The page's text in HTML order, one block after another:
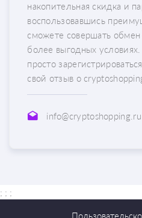
накопительная скидка и
воспользовавшись
сможете совершать
более выгодных
просто
свой отзыв о
info@cryptoshopping.ru
; ; ;